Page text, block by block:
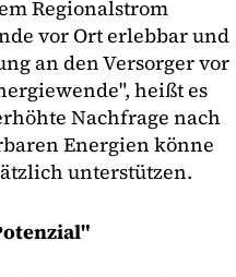
Regionalstrom
vor Ort erlebbar und
an den Versorger vor
heißt es
Nachfrage nach
Energien könne
unterstützen.